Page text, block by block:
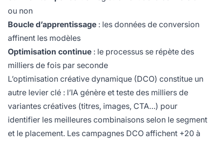
ou non
Boucle d’apprentissage : les données de conversion
affinent les modèles
Optimisation continue : le processus se répète des
milliers de fois par seconde
L’optimisation créative dynamique (DCO) constitue un
autre levier clé : l’IA génère et teste des milliers de
variantes créatives (titres, images, CTA…) pour
identifier les meilleures combinaisons selon le segment
et le placement. Les campagnes DCO affichent +20 à